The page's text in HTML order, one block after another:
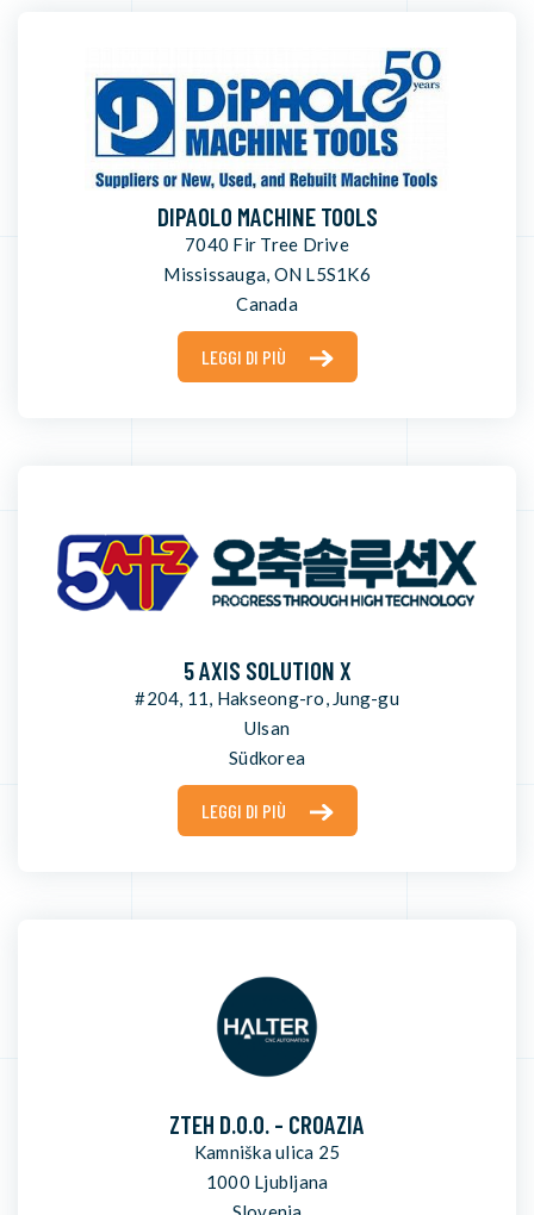
DIPAOLO MACHINE TOOLS
7040 Fir Tree Drive
Mississauga, ON L5S1K6
Canada
LEGGI DI PIÙ
5 AXIS SOLUTION X
#204, 11, Hakseong-ro, Jung-gu
Ulsan
Südkorea
LEGGI DI PIÙ
ZTEH D.O.O. - CROAZIA
Kamniška ulica 25
1000 Ljubljana